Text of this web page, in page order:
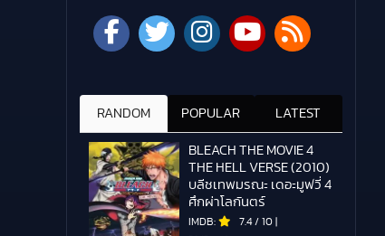
RANDOM POPULAR LATEST
BLEACH THE MOVIE 4
THE HELL VERSE (2010)
บลีชเทพมรณะ เดอะมูฟวี่ 4
ศึกผ่าโลกันตร์
IMDB: 7.4 / 10 |